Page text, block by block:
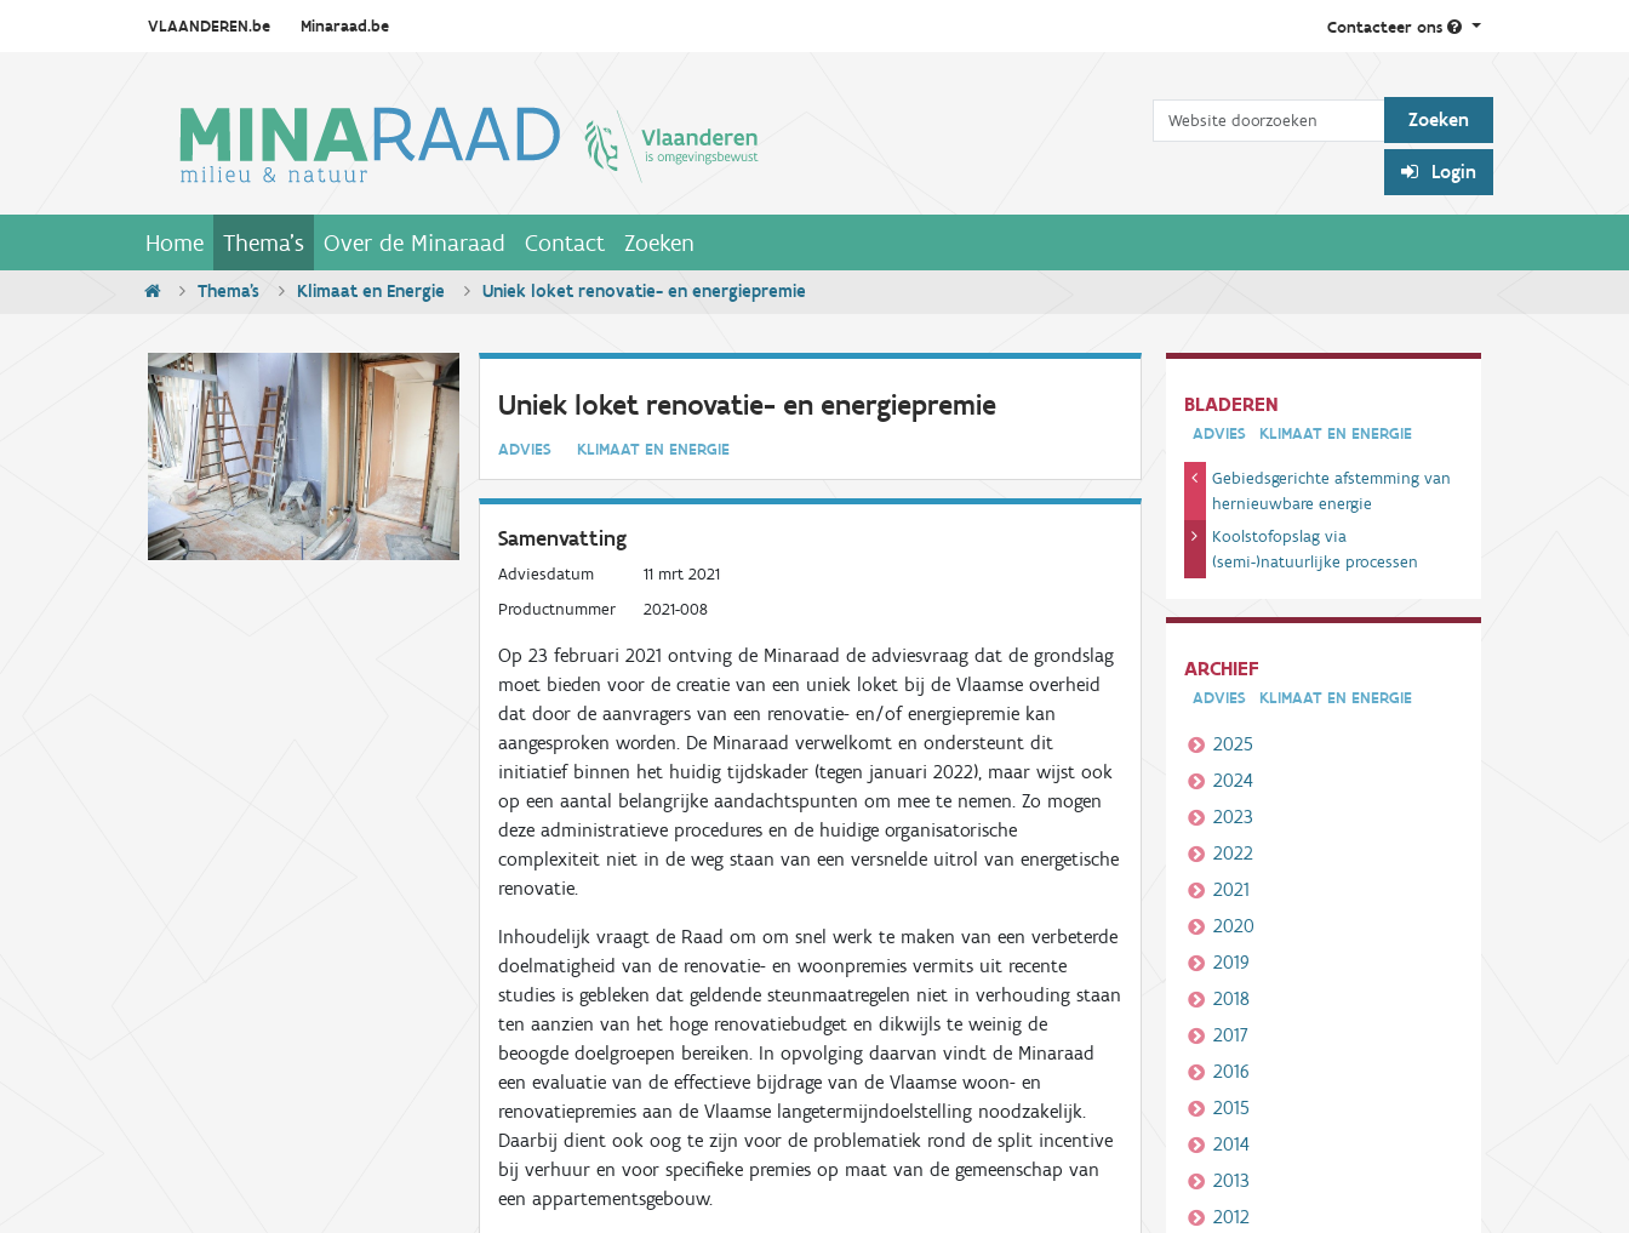
VLAANDEREN.be Minaraad.be Contacteer ons
Zoek
Login
Home Thema's Over de Minaraad Contact Zoeken
Thema's Klimaat en Energie Uniek loket renovatie- en energiepremie
Uniek loket renovatie- en energiepremie
ADVIES KLIMAAT EN ENERGIE
Samenvatting
Adviesdatum
11 mrt 2021
Productnummer
2021-008
Op 23 februari 2021 ontving de Minaraad de adviesvraag dat de grondslag
moet bieden voor de creatie van een uniek loket bij de Vlaamse overheid
dat door de aanvragers van een renovatie- en/of energiepremie kan
aangesproken worden. De Minaraad verwelkomt en ondersteunt dit
initiatief binnen het huidig tijdskader (tegen januari 2022), maar wijst ook
op een aantal belangrijke aandachtspunten om mee te nemen. Zo mogen
deze administratieve procedures en de huidige organisatorische
complexiteit niet in de weg staan van een versnelde uitrol van energetische
renovatie.
Inhoudelijk vraagt de Raad om om snel werk te maken van een verbeterde
doelmatigheid van de renovatie- en woonpremies vermits uit recente
studies is gebleken dat geldende steunmaatregelen niet in verhouding staan
ten aanzien van het hoge renovatiebudget en dikwijls te weinig de
beoogde doelgroepen bereiken. In opvolging daarvan vindt de Minaraad
een evaluatie van de effectieve bijdrage van de Vlaamse woon- en
renovatiepremies aan de Vlaamse langetermijndoelstelling noodzakelijk.
Daarbij dient ook oog te zijn voor de problematiek rond de split incentive
bij verhuur en voor specifieke premies op maat van de gemeenschap van
een appartementsgebouw.
BLADEREN
ADVIES KLIMAAT EN ENERGIE
Gebiedsgerichte afstemming van
hernieuwbare energie
Koolstofopslag via
(semi-)natuurlijke processen
ARCHIEF
ADVIES KLIMAAT EN ENERGIE
2025
2024
2023
2022
2021
2020
2019
2018
2017
2016
2015
2014
2013
2012